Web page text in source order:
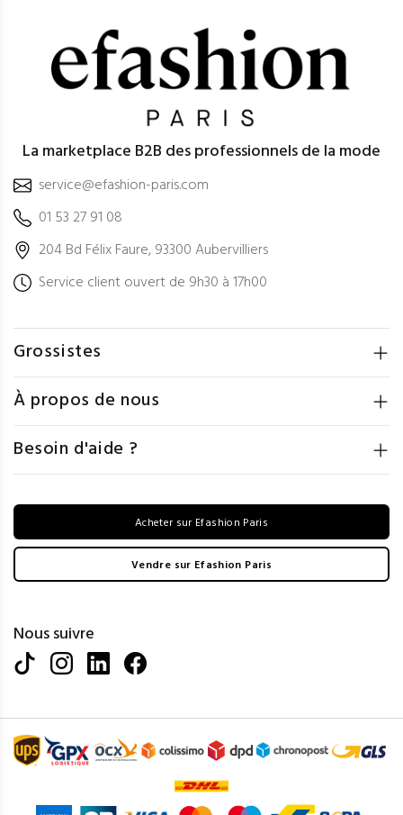
La marketplace B2B des professionnels de la mode
service@efashion-paris.com
01 53 27 91 08
204 Bd Félix Faure, 93300 Aubervilliers
Service client ouvert de 9h30 à 17h00
Grossistes
À propos de nous
Besoin d'aide ?
Acheter sur Efashion Paris
Vendre sur Efashion Paris
Nous suivre